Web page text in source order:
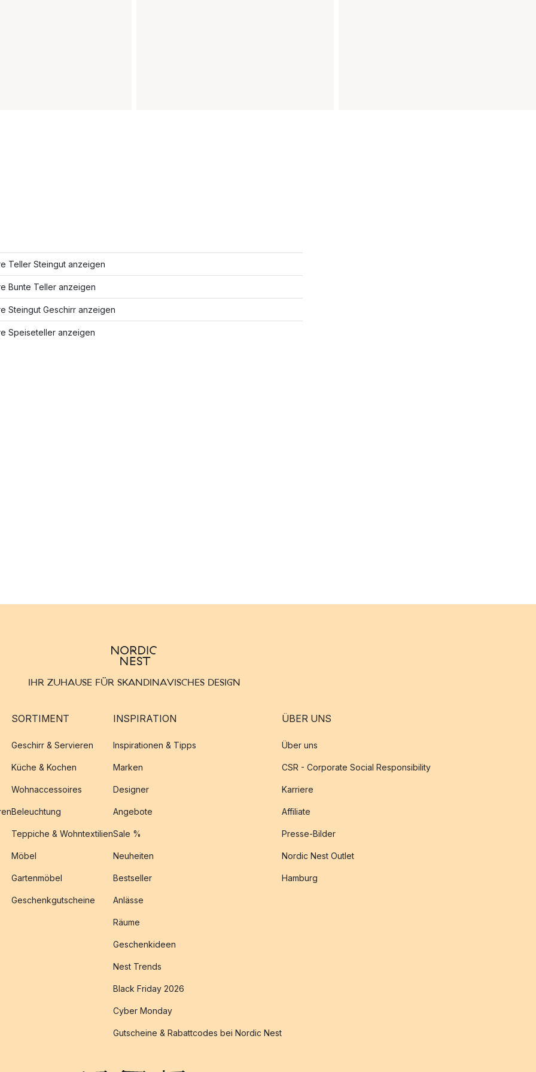
Teller Steingut anzeigen
Bunte Teller anzeigen
Steingut Geschirr anzeigen
Speiseteller anzeigen
IHR ZUHAUSE FÜR SKANDINAVISCHES DESIGN
SORTIMENT
Geschirr & Servieren
Küche & Kochen
Wohnaccessoires
Beleuchtung
Teppiche & Wohntextilien
Möbel
Gartenmöbel
Geschenkgutscheine
INSPIRATION
Inspirationen & Tipps
Marken
Designer
Angebote
Sale %
Neuheiten
Bestseller
Anlässe
Räume
Geschenkideen
Nest Trends
Black Friday 2026
Cyber Monday
Gutscheine & Rabattcodes bei Nordic Nest
ÜBER UNS
Über uns
CSR - Corporate Social Responsibility
Karriere
Affiliate
Presse-Bilder
Nordic Nest Outlet
Hamburg